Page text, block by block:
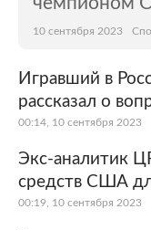
10 сентября 2023
Игравший в
рассказал о
00:14, 10 сентября 2023
Экс-аналитик
средств США
00:19, 10 сентября 2023